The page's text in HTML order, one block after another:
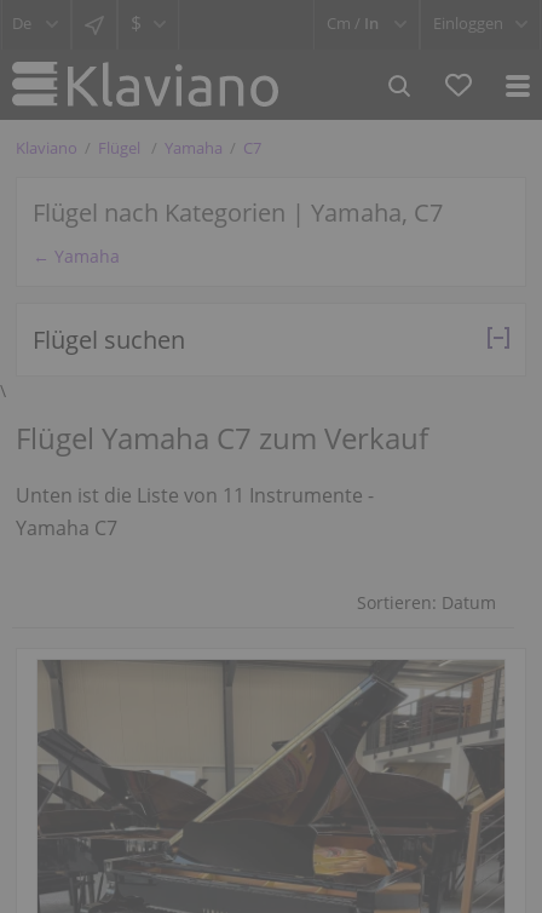
$ Cm / In Einloggen
Klaviano Flügel Yamaha C7
Flügel nach Kategorien | Yamaha, C7
← Yamaha
Flügel suchen
\
Flügel Yamaha C7 zum Verkauf
Unten ist die Liste von 11 Instrumente -
Yamaha C7
Sortieren: Datum